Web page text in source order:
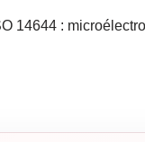
14644 :